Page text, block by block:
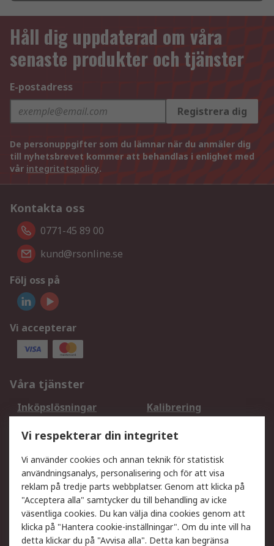
Håll dig uppdaterad om våra
senaste produkter och tjänster
E-postadress
Registrera dig
De personuppgifter som du lämnar när du anmäler dig
till nyhetsbrevet kommer att behandlas i enlighet med
vår integritetspolicy.
Kontakta oss
0771-45 89 00
kund@rsonline.se
Följ oss på
Vi accepterar
Våra tjänster
Inköpslösningar
Kalibrering
DesignSpark
Teknisk Support
Ditt lokala säljteam
Exportlösningar
Support
Få hjälp
Retur av varor
Leverans
Spåra din order
Vi respekterar din integritet
Vi använder cookies och annan teknik för statistisk
användningsanalys, personalisering och för att visa
reklam på tredje parts webbplatser. Genom att klicka på
"Acceptera alla" samtycker du till behandling av icke
väsentliga cookies. Du kan välja dina cookies genom att
klicka på "Hantera cookie-inställningar". Om du inte vill ha
detta klickar du på "Avvisa alla". Detta kan begränsa